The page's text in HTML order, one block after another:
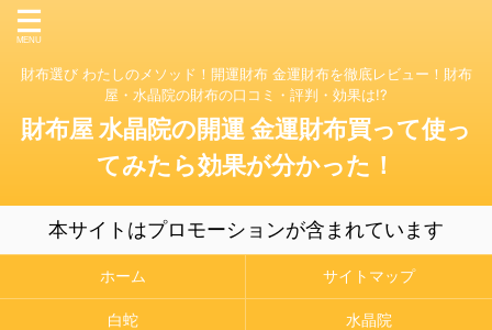
財布選び わたしのメソッド！開運財布 金運財布を徹底レビュー！財布
屋・水晶院の財布の口コミ・評判・効果は!?
財布屋 水晶院の開運 金運財布買って使っ
てみたら効果が分かった！
本サイトはプロモーションが含まれています
ホーム サイトマップ
白蛇 水晶院